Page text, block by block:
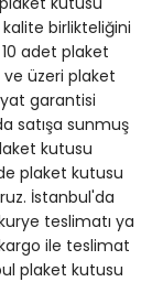
birlikteliğini
adet plaket
üzeri plaket
garantisi
satışa sunmuş
kutusu
plaket kutusu
İstanbul'da
teslimatı ya
ile teslimat
plaket kutusu